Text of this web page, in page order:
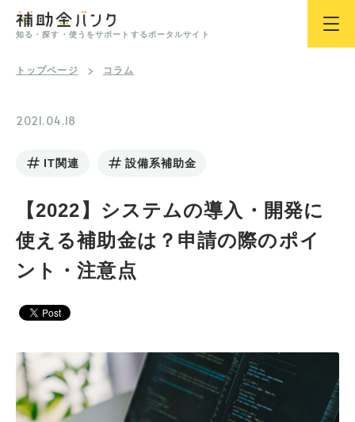
知る・探す・使うをサポートするポータルサイト
トップページ コラム
2021.04.18
IT関連 設備系補助金
【2022】システムの導入・開発に
使える補助金は？申請の際のポイ
ント・注意点